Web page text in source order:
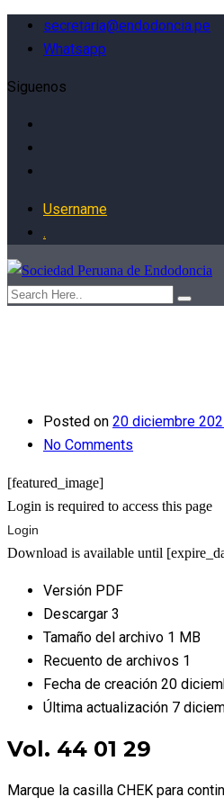
secretaria@endodoncia.pe
Whatsapp
Siguenos
Username
.
Posted on 20 diciembre
No Comments
[featured_image]
Login is required to access this page
Login
Download is available until
Versión PDF
Descargar 3
Tamaño del archivo 1 MB
Recuento de archivos 1
Fecha de creación 20
Última actualización 7
Vol. 44 01 29
Marque la casilla CHEK para